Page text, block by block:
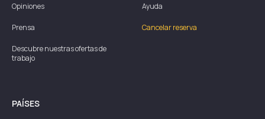
Opiniones
Prensa
Descubre nuestras ofertas de
trabajo
Ayuda
Cancelar reserva
PAÍSES